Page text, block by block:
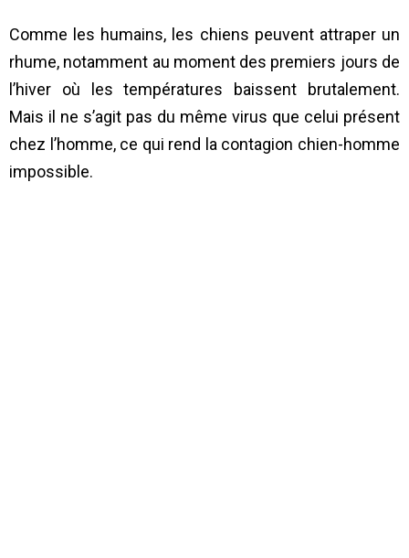
Comme les humains, les chiens peuvent attraper un
rhume, notamment au moment des premiers jours de
l’hiver où les températures baissent brutalement.
Mais il ne s’agit pas du même virus que celui présent
chez l’homme, ce qui rend la contagion chien-homme
impossible.